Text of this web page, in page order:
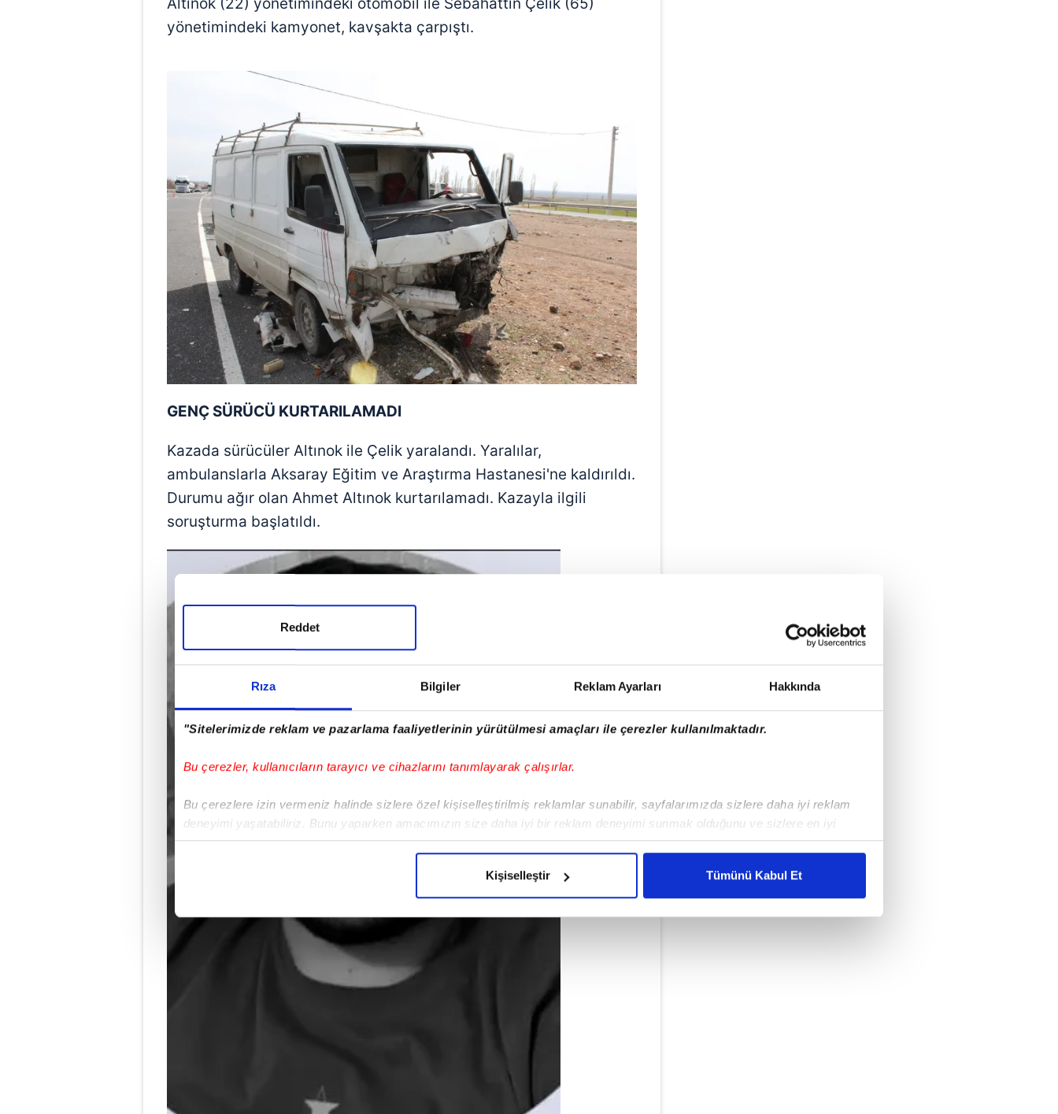
Rıza Bilgiler Reklam Ayarları Hakkında
"Sitelerimizde reklam ve pazarlama faaliyetlerinin yürütülmesi amaçları ile çerezler kullanılmaktadır.
Bu çerezler, kullanıcıların tarayıcı ve cihazlarını tanımlayarak çalışırlar.
Bu çerezlere izin vermeniz halinde sizlere özel kişiselleştirilmiş reklamlar sunabilir, sayfalarımızda sizlere daha iyi reklam
deneyimi yaşatabiliriz. Bunu yaparken amacımızın size daha iyi bir reklam deneyimi sunmak olduğunu ve sizlere en iyi
içerikleri sunabilmek adına elimizden gelen çabayı gösterdiğimizi ve bu noktada, reklamların maliyetlerimizi karşılamak
Her halükârda, kullanıcılar, bu çerezlere izin vermedikleri takdirde, kullanıcılara hedefli reklamlar gösterilmeyecektir."
Sizlere daha iyi bir hizmet sunabilmek için İnternet Sitemizde kendimize ve üçüncü kişilere ait çerezler kullanılmaktadır. Bu
çerezler vasıtasıyla çeşitli kişisel verileriniz işlenmekte olup gerekli olan çerezler bilgi toplumu hizmetlerinin sunulması
amacıyla kullanılmaktadır. Diğer çerezler, sitemizin daha işlevsel kılınması ve kişiselleştirilmesi ve sizlere yönelik
reklam/pazarlama faaliyetlerinin yapılması, amaçlarıyla sınırlı olarak açık rızanız dahilinde kullanılacaktır.
Çerezlere ilişkin tercihlerinizi aşağıda yer alan panel vasıtasıyla belirleyebilirsiniz. Çerezlere ilişkin detaylı bilgi için Ayarlar
6698 sayılı Kişisel Verilerin Korunması Kanunu uyarınca hazırlanmış Aydınlatma Metnimizi okumak ve sitemizde ilgili
mevzuata uygun olarak kullanılan çerezlerle ilgili bilgi almak için lütfen
Reddet
Kişiselleştir Tümünü Kabul Et
Altınok (22) yönetimindeki otomobil ile Sebahattin Çelik (65)
yönetimindeki kamyonet, kavşakta çarpıştı.
GENÇ SÜRÜCÜ KURTARILAMADI
Kazada sürücüler Altınok ile Çelik yaralandı. Yaralılar,
ambulanslarla Aksaray Eğitim ve Araştırma Hastanesi'ne kaldırıldı.
Durumu ağır olan Ahmet Altınok kurtarılamadı. Kazayla ilgili
soruşturma başlatıldı.